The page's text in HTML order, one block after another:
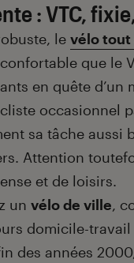
: VTC,
le vélo tout
que le
en quête d’un
occasionnel
sa tâche aussi
Attention
et de loisirs.
un vélo de ville,
domicile-
des années